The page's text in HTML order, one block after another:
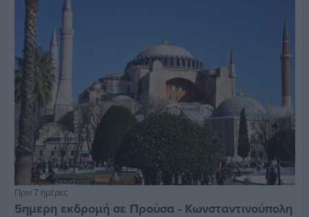
Πριν 7 ημέρες
5ημερη εκδρομή σε Προύσα - Κωνσταντινούπολη